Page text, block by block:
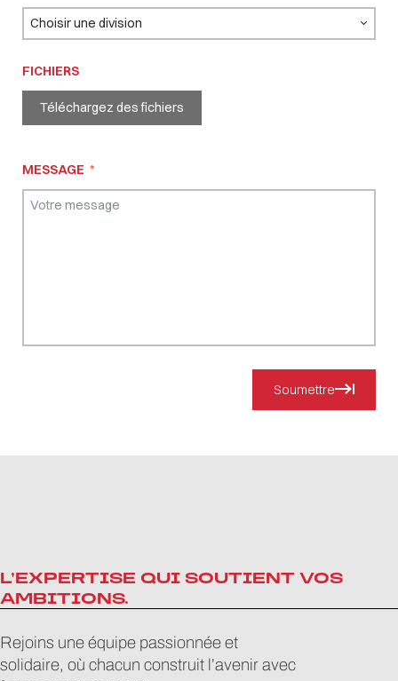
FICHIERS
Téléchargez des fichiers
MESSAGE
Soumettre
L’EXPERTISE QUI SOUTIENT VOS
AMBITIONS.
Rejoins une équipe passionnée et
solidaire, où chacun construit l’avenir avec